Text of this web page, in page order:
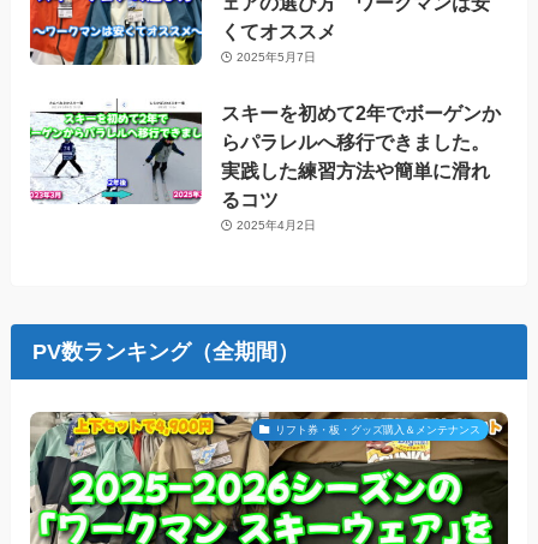
くてオススメ
2025年5月7日
スキーを初めて2年でボーゲンか
らパラレルへ移行できました。
実践した練習方法や簡単に滑れ
るコツ
2025年4月2日
PV数ランキング（全期間）
リフト券・板・グッズ購入＆メンテナンス